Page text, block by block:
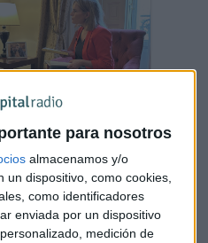
para nosotros
almacenamos y/o
dispositivo, como cookies,
como identificadores
enviada por un dispositivo
medición de
Entrevista a
perennials en libro La
con Guillén
generaciones, IA y